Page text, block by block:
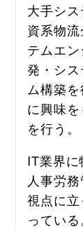
大手シ
資系物
テムエ
発・シ
ム構築
に興味
を行う。
IT業界に
人事労
視点に
っている